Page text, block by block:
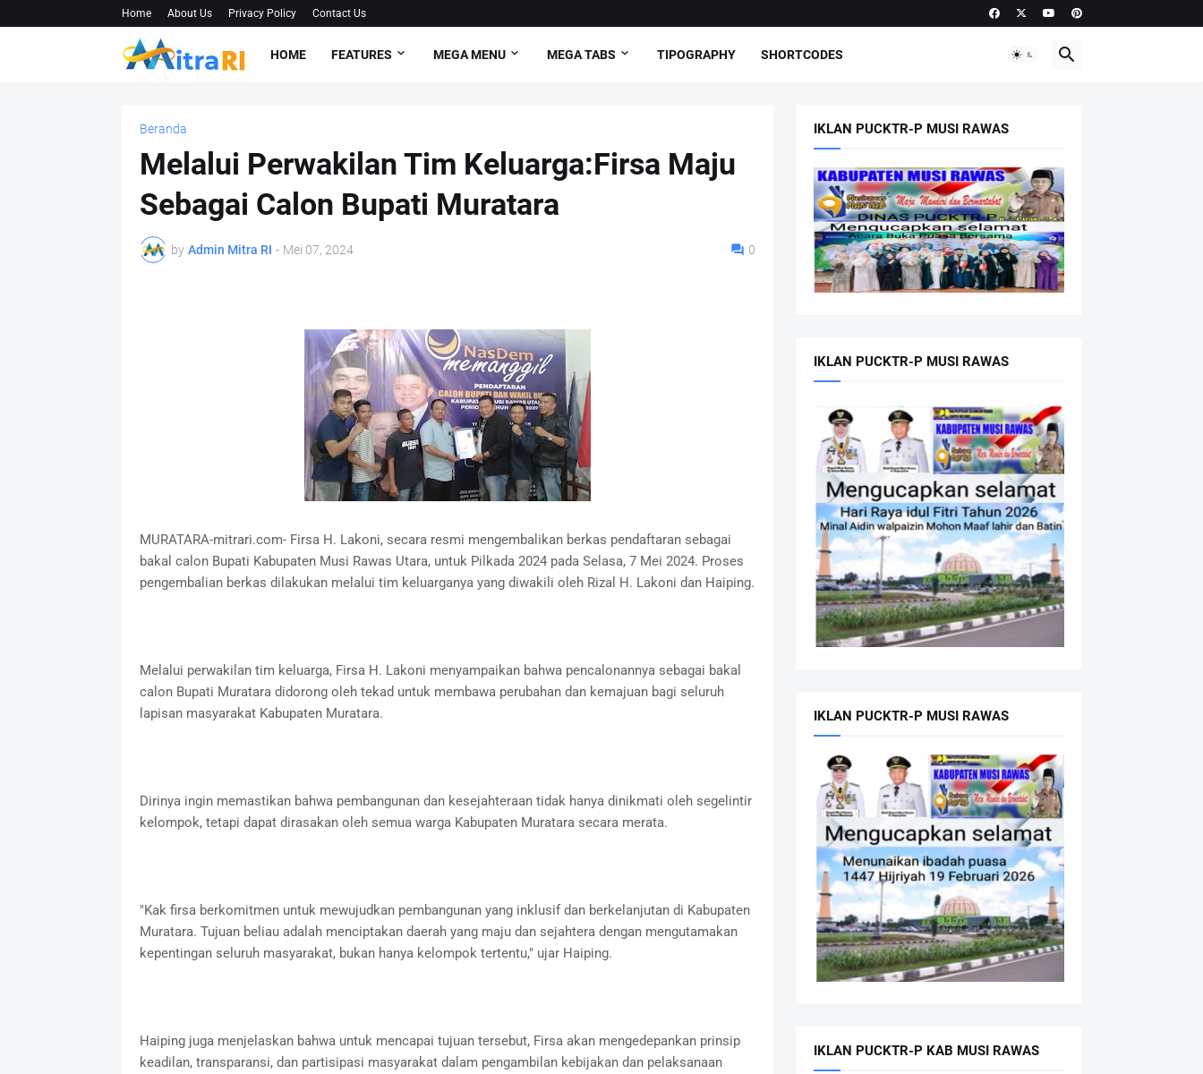
Home About Us Privacy Policy Contact Us
HOME FEATURES MEGA MENU MEGA TABS TIPOGRAPHY SHORTCODES
Beranda
Melalui Perwakilan Tim Keluarga:Firsa Maju
Sebagai Calon Bupati Muratara
by Admin Mitra RI - Mei 07, 2024 0
MURATARA-mitrari.com- Firsa H. Lakoni, secara resmi mengembalikan berkas pendaftaran sebagai
bakal calon Bupati Kabupaten Musi Rawas Utara, untuk Pilkada 2024 pada Selasa, 7 Mei 2024. Proses
pengembalian berkas dilakukan melalui tim keluarganya yang diwakili oleh Rizal H. Lakoni dan Haiping.
Melalui perwakilan tim keluarga, Firsa H. Lakoni menyampaikan bahwa pencalonannya sebagai bakal
calon Bupati Muratara didorong oleh tekad untuk membawa perubahan dan kemajuan bagi seluruh
lapisan masyarakat Kabupaten Muratara.
Dirinya ingin memastikan bahwa pembangunan dan kesejahteraan tidak hanya dinikmati oleh segelintir
kelompok, tetapi dapat dirasakan oleh semua warga Kabupaten Muratara secara merata.
"Kak firsa berkomitmen untuk mewujudkan pembangunan yang inklusif dan berkelanjutan di Kabupaten
Muratara. Tujuan beliau adalah menciptakan daerah yang maju dan sejahtera dengan mengutamakan
kepentingan seluruh masyarakat, bukan hanya kelompok tertentu," ujar Haiping.
Haiping juga menjelaskan bahwa untuk mencapai tujuan tersebut, Firsa akan mengedepankan prinsip
keadilan, transparansi, dan partisipasi masyarakat dalam pengambilan kebijakan dan pelaksanaan
IKLAN PUCKTR-P MUSI RAWAS
IKLAN PUCKTR-P MUSI RAWAS
IKLAN PUCKTR-P MUSI RAWAS
IKLAN PUCKTR-P KAB MUSI RAWAS